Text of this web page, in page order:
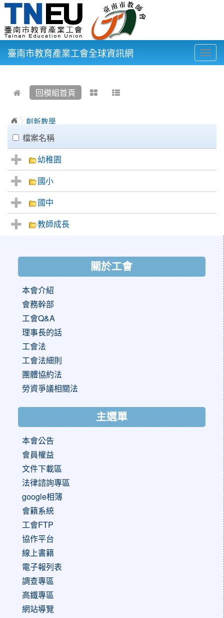
臺南市教育產業工會全球資訊網
回模組首頁
創新教學
clickAll
檔案名稱
幼稚園
國小
國中
教師成長
關於工會
本會介紹
會務幹部
工會Q&A
理事長的話
工會法
工會法細則
團體協約法
勞資爭議相關法
主選單
本會公告
會員權益
文件下載區
法律諮詢專區
google相簿
會籍系統
工會FTP
協作平台
線上書籍
電子報列表
調查專區
高鐵專區
網站導覽